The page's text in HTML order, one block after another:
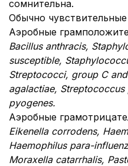
сомнительна.
Обычно
Аэробные
Bacillus anthracis,
susceptible,
Streptococci, group C
agalactiae,
pyogenes.
Аэробные
Eikenella corrodens,
Haemophilus para-
Moraxella catarrhalis,